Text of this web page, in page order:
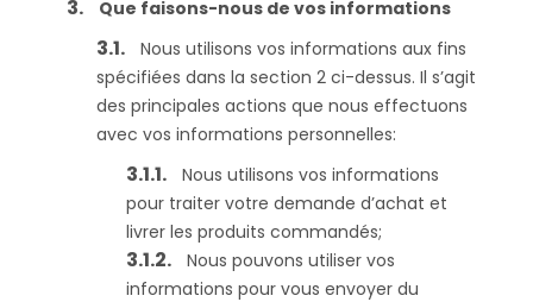
Que faisons-nous de vos informations
Nous utilisons vos informations aux fins
spécifiées dans la section 2 ci-dessus. Il s’agit
des principales actions que nous effectuons
avec vos informations personnelles:
Nous utilisons vos informations
pour traiter votre demande d’achat et
livrer les produits commandés;
Nous pouvons utiliser vos
informations pour vous envoyer du